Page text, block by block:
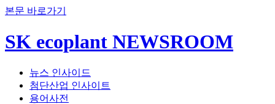
본문 바로가기
SK ecoplant NEWSROOM
뉴스 인사이드
첨단산업 인사이트
용어사전